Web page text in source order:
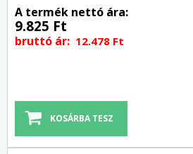
A termék nettó ára:
9.825 Ft
bruttó ár: 12.478 Ft